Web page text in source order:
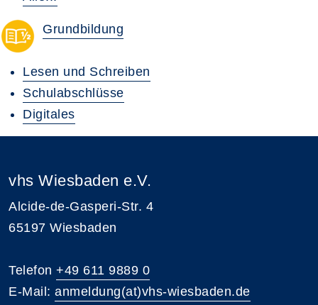
Grundbildung
Lesen und Schreiben
Schulabschlüsse
Digitales
vhs Wiesbaden e.V.
Alcide-de-Gasperi-Str. 4
65197 Wiesbaden
Telefon +49 611 9889 0
E-Mail: anmeldung(at)vhs-wiesbaden.de